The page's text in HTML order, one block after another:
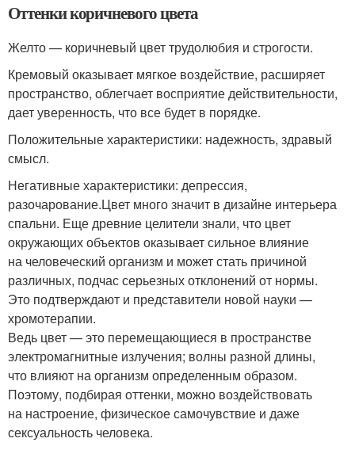
Оттенки коричневого цвета
Желто — коричневый цвет трудолюбия и строгости.
Кремовый оказывает мягкое воздействие, расширяет
пространство, облегчает восприятие действительности,
дает уверенность, что все будет в порядке.
Положительные характеристики: надежность, здравый
смысл.
Негативные характеристики: депрессия,
разочарование.Цвет много значит в дизайне интерьера
спальни. Еще древние целители знали, что цвет
окружающих объектов оказывает сильное влияние
на человеческий организм и может стать причиной
различных, подчас серьезных отклонений от нормы.
Это подтверждают и представители новой науки —
хромотерапии.
Ведь цвет — это перемещающиеся в пространстве
электромагнитные излучения; волны разной длины,
что влияют на организм определенным образом.
Поэтому, подбирая оттенки, можно воздействовать
на настроение, физическое самочувствие и даже
сексуальность человека.